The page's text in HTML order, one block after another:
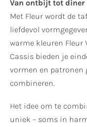
Van ontbijt tot diner
Met Fleur wordt de
liefdevol
warme kleuren Fleur
Cassis bieden je
vormen en patronen
combineren.
Het idee om te
uniek – soms in